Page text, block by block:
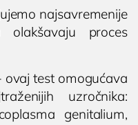
najsavremenije
olakšavaju proces
ovaj test omogućava
uzročnika:
genitalium,